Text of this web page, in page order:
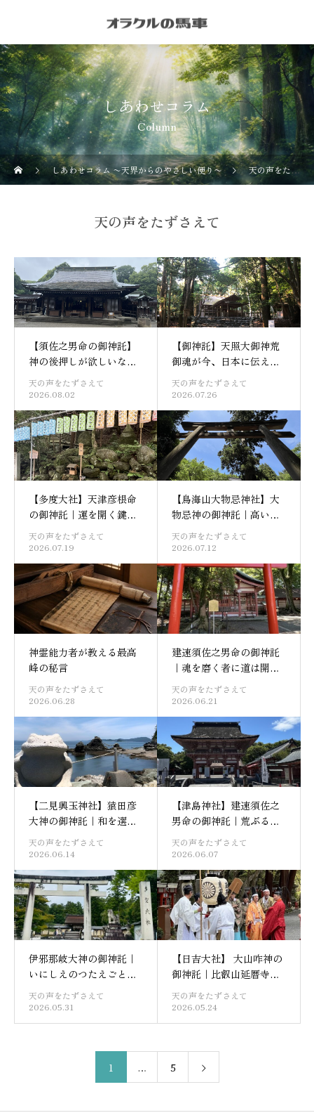
しあわせコラム
Column
しあわせコラム 〜天界からのやさしい便り〜 天の声をたずさえて
天の声をたずさえて
【須佐之男命の御神託】
神の後押しが欲しいな
ら、まず己が動け｜武蔵
一宮・氷川神社
天の声をたずさえて
2026.08.02
【御神託】天照大御神荒
御魂が今、日本に伝える
こと｜皇大神宮・荒祭宮
天の声をたずさえて
2026.07.26
【多度大社】天津彦根命
の御神託｜運を開く鍵は
足元にある
天の声をたずさえて
2026.07.19
【鳥海山大物忌神社】大
物忌神の御神託｜高いと
ころから眺めなさい
天の声をたずさえて
2026.07.12
神霊能力者が教える最高
峰の秘言
天の声をたずさえて
2026.06.28
建速須佐之男命の御神託
｜魂を磨く者に道は開か
れる【津島神社】
天の声をたずさえて
2026.06.21
【二見興玉神社】猿田彦
大神の御神託｜和を選ぶ
者には道が開かれる
天の声をたずさえて
2026.06.14
【津島神社】建速須佐之
男命の御神託｜荒ぶる神
が示す道
天の声をたずさえて
2026.06.07
伊邪那岐大神の御神託｜
いにしえのつたえごと
【多賀大社】
天の声をたずさえて
2026.05.31
【日吉大社】 大山咋神の
御神託｜比叡山延暦寺の
守護神
天の声をたずさえて
2026.05.24
1 … 5